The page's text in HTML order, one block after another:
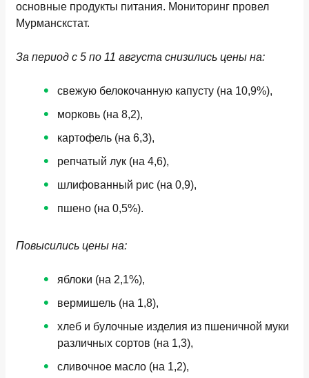
основные продукты питания. Мониторинг провел
Мурманскстат.
За период с 5 по 11 августа снизились цены на:
свежую белокочанную капусту (на 10,9%),
морковь (на 8,2),
картофель (на 6,3),
репчатый лук (на 4,6),
шлифованный рис (на 0,9),
пшено (на 0,5%).
Повысились цены на:
яблоки (на 2,1%),
вермишель (на 1,8),
хлеб и булочные изделия из пшеничной муки
различных сортов (на 1,3),
сливочное масло (на 1,2),